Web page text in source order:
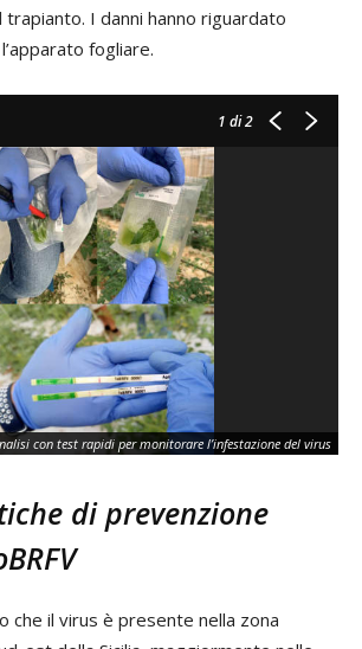
trapianto. I danni hanno riguardato
fogliare.
1 di 2
con test rapidi per monitorare l’infestazione del virus
di prevenzione
che il virus è presente nella zona